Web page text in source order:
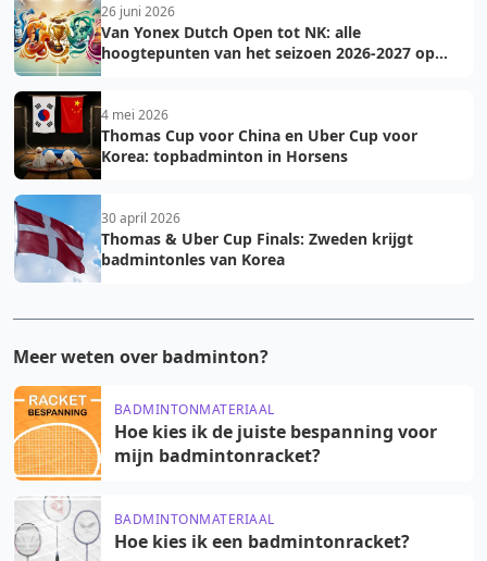
26 juni 2026
Van Yonex Dutch Open tot NK: alle
hoogtepunten van het seizoen 2026-2027 op
4 mei 2026
Thomas Cup voor China en Uber Cup voor
Korea: topbadminton in Horsens
30 april 2026
Thomas & Uber Cup Finals: Zweden krijgt
badmintonles van Korea
Meer weten over badminton?
BADMINTONMATERIAAL
Hoe kies ik de juiste bespanning voor
mijn badmintonracket?
BADMINTONMATERIAAL
Hoe kies ik een badmintonracket?